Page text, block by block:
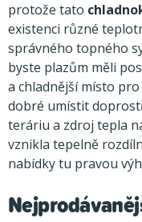
protože tato
existenci různé
správného topného
byste plazům měli
a chladnější místo
dobré umístit
teráriu a zdroj tepla
vznikla tepelně
nabídky tu pravou